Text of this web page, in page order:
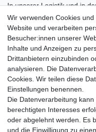
In unserer Logistik und in
immer es möglich ist, auf
Plastik.
Wir verwenden Cookies
Website und verarbeiten
Besucher:innen unserer
Inhalte und Anzeigen zu
Drittanbietern einzubinden
analysieren. Die
Cookies. Wir teilen diese
Einstellungen benennen.
Die Datenverarbeitung
berechtigten Interesses
oder abgelehnt werden. Es
und die Einwilligung zu